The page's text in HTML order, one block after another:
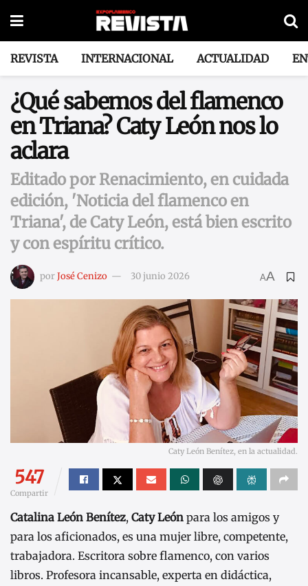
REVISTA INTERNACIONAL ACTUALIDAD
¿Qué sabemos del flamenco
en Triana? Caty León nos lo
aclara
Editado por Renacimiento, en cuidada
edición, 'Noticia del flamenco en
Triana', de Caty León, está bien escrito
y con espíritu crítico.
porJosé Cenizo 30 junio 2026 AA
Caty León Benítez, en la actualidad.
547
Compartir
Catalina León Benítez, Caty León para los amigos y
para los aficionados, es una mujer libre, competente,
trabajadora. Escritora sobre flamenco, con varios
libros. Profesora incansable, experta en didáctica,